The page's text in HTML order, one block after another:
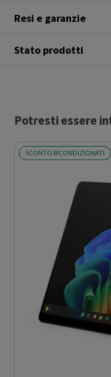
Resi e garanzie
Stato prodotti
Potresti essere
SCONTO RICONDIZIONATI